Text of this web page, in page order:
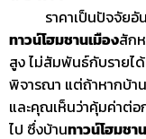
ราคาเป็นปัจจัยอัน
ทาวน์โฮมชานเมืองสัก
สูง ไม่สัมพันธ์กับรายไ
พิจารณา แต่ถ้าหากบ้าน
และคุณเห็นว่าคุ้มค่าต่
ไป ซึ่งบ้านทาวน์โฮมชา